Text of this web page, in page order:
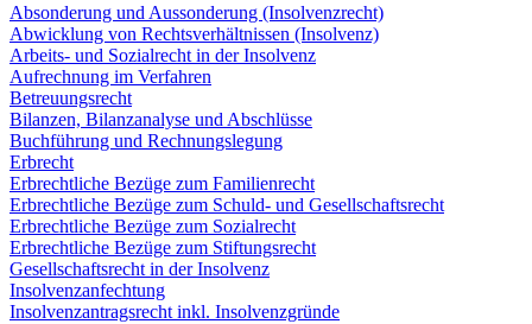
Absonderung und Aussonderung (Insolvenzrecht)
Abwicklung von Rechtsverhältnissen (Insolvenz)
Arbeits- und Sozialrecht in der Insolvenz
Aufrechnung im Verfahren
Betreuungsrecht
Bilanzen, Bilanzanalyse und Abschlüsse
Buchführung und Rechnungslegung
Erbrecht
Erbrechtliche Bezüge zum Familienrecht
Erbrechtliche Bezüge zum Schuld- und Gesellschaftsrecht
Erbrechtliche Bezüge zum Sozialrecht
Erbrechtliche Bezüge zum Stiftungsrecht
Gesellschaftsrecht in der Insolvenz
Insolvenzanfechtung
Insolvenzantragsrecht inkl. Insolvenzgründe